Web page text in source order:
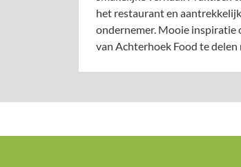
het restaurant en
ondernemer. Mooie inspiratie
van Achterhoek Food te delen